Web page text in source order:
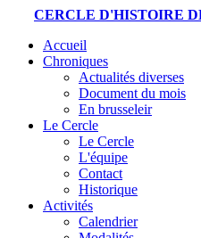
CERCLE D'HISTOIRE
Accueil
Chroniques
Actualités diverses
Document du mois
En brusseleir
Le Cercle
Le Cercle
L'équipe
Contact
Historique
Activités
Calendrier